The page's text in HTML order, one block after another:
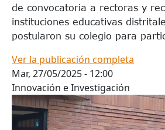
de convocatoria a rectoras y
instituciones educativas
postularon su colegio para
Ver la publicación completa
Mar, 27/05/2025 - 12:00
Innovación e Investigación